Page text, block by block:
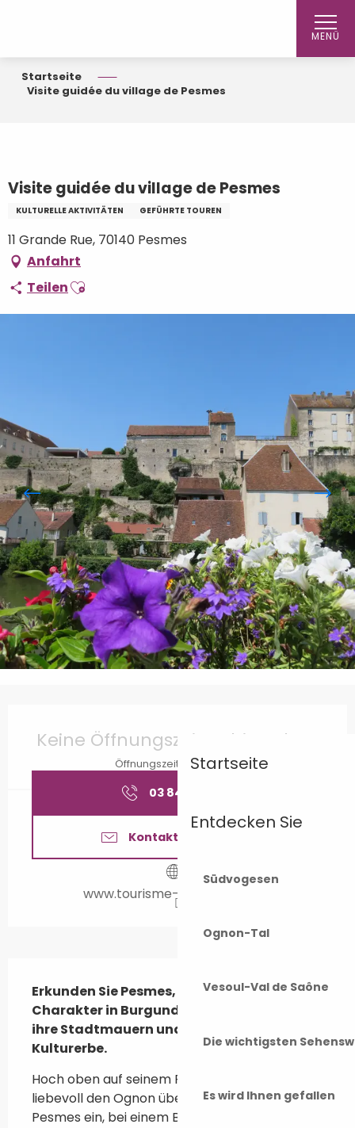
MENÜ
Startseite
Entdecken Sie
Südvogesen
Ognon-Tal
Vesoul-Val de Saône
Die wichtigsten
Es wird Ihnen gefallen
Startseite
Visite guidée du village de Pesmes
Visite guidée du village de Pesmes
KULTURELLE AKTIVITÄTEN GEFÜHRTE TOUREN
11 Grande Rue, 70140 Pesmes
Anfahrt
TeilenAjouter aux favoris
Keine Öffnungszeiten hinterlegt
Öffnungszeiten ansehen
03 84 65 18
Kontaktieren Sie uns
www.tourisme-valdegray.com
Erkunden Sie Pesmes, eine Stadt mit
Charakter in Burgund Franche-Comté,
ihre Stadtmauern und ihr reiches
Kulturerbe.
Hoch oben auf seinem Felsvorsprung, der
liebevoll den Ognon überragt, lädt Sie das Dorf
Pesmes ein, bei einem Besuch in Begleitung